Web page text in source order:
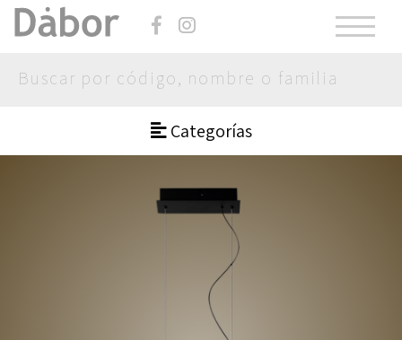
Categorías